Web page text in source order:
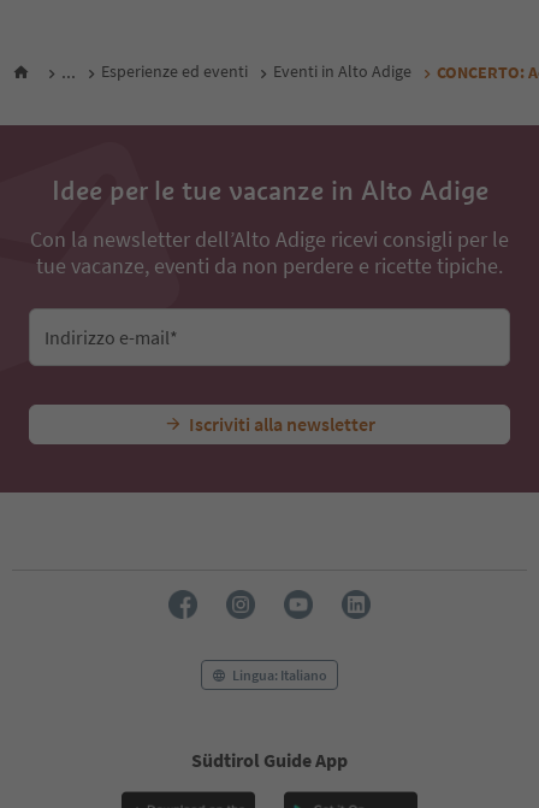
... Esperienze ed eventi Eventi in Alto Adige CONCERTO:
Idee per le tue vacanze in Alto Adige
Con la newsletter dell’Alto Adige ricevi consigli per le
tue vacanze, eventi da non perdere e ricette tipiche.
Indirizzo e-mail*
Iscriviti alla newsletter
Lingua: Italiano
Südtirol Guide App